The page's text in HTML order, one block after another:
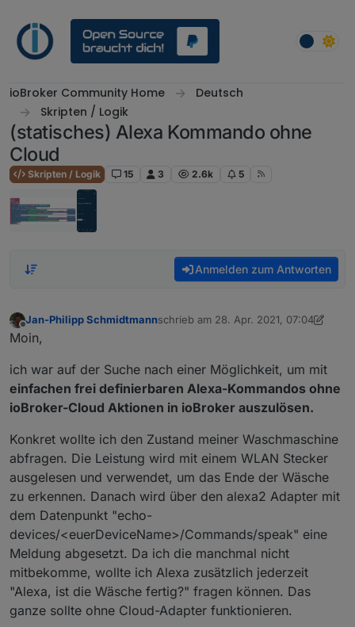
ioBroker Community Home
Deutsch
Skripten / Logik
(statisches) Alexa Kommando ohne
Cloud
Skripten / Logik 15 3 2.6k 5
Anmelden zum Antworten
Offline
Jan-Philipp Schmidtmannschrieb am 28. Apr. 2021, 07:04
zuletzt editiert von Jan-Philipp
Moin,
ich war auf der Suche nach einer Möglichkeit, um mit
einfachen frei definierbaren Alexa-Kommandos ohne
ioBroker-Cloud Aktionen in ioBroker auszulösen.
Konkret wollte ich den Zustand meiner Waschmaschine
abfragen. Die Leistung wird mit einem WLAN Stecker
ausgelesen und verwendet, um das Ende der Wäsche
zu erkennen. Danach wird über den alexa2 Adapter mit
dem Datenpunkt "echo-
devices/<euerDeviceName>/Commands/speak" eine
Meldung abgesetzt. Da ich die manchmal nicht
mitbekomme, wollte ich Alexa zusätzlich jederzeit
"Alexa, ist die Wäsche fertig?" fragen können. Das
ganze sollte ohne Cloud-Adapter funktionieren.